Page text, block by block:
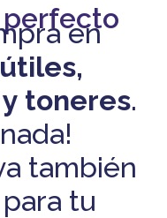
en
toneres.
también
tu